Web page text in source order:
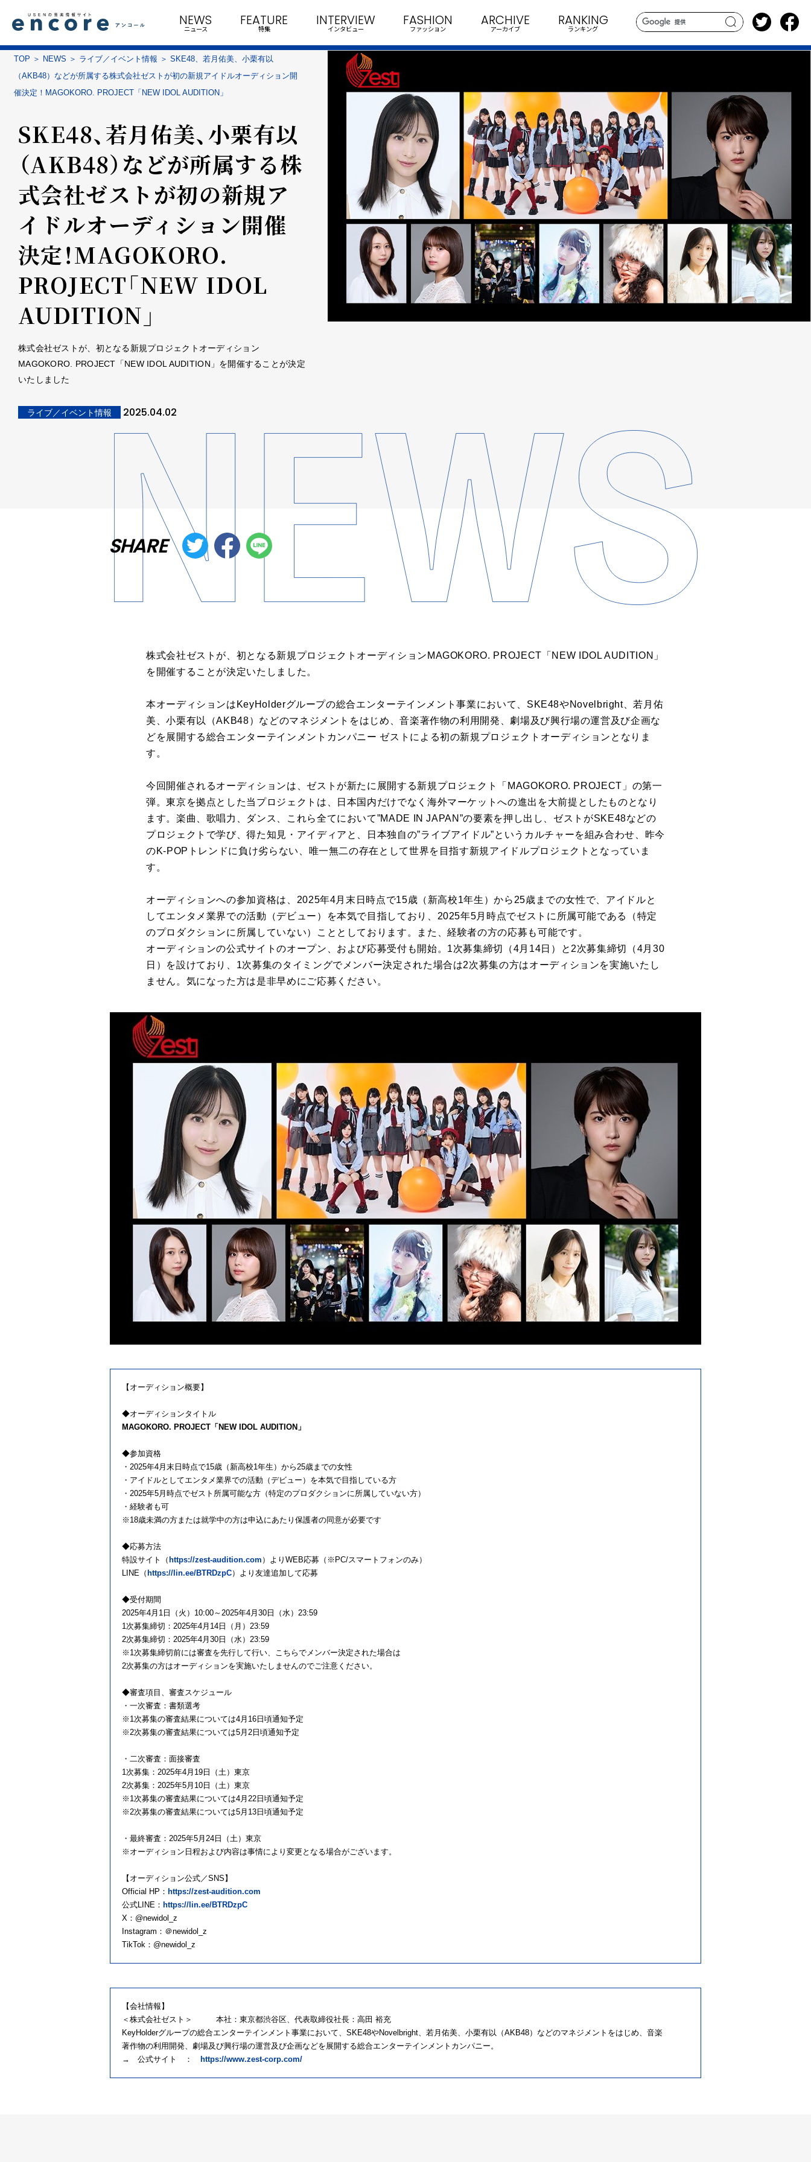
search
NEWS
ニュース
FEATURE
特集
INTERVIEW
インタビュー
FASHION
ファッション
ARCHIVE
アーカイブ
RANKING
ランキング
TOP NEWS ライブ／イベント情報
SKE48、若月佑美、小栗有以
（AKB48）などが所属する株式会社ゼストが初の新規アイドルオーディション開
催決定！MAGOKORO. PROJECT「NEW IDOL AUDITION」
SKE48、若月佑美、小栗有以
（AKB48）などが所属する株
式会社ゼストが初の新規ア
イドルオーディション開催
決定！MAGOKORO.
PROJECT「NEW IDOL
AUDITION」
株式会社ゼストが、初となる新規プロジェクトオーディション
MAGOKORO. PROJECT「NEW IDOL AUDITION」を開催することが決定
いたしました
ライブ／イベント情報 2025.04.02
SHARE
株式会社ゼストが、初となる新規プロジェクトオーディションMAGOKORO. PROJECT「NEW IDOL AUDITION」
を開催することが決定いたしました。
本オーディションはKeyHolderグループの総合エンターテインメント事業において、SKE48やNovelbright、若月佑
美、小栗有以（AKB48）などのマネジメントをはじめ、音楽著作物の利用開発、劇場及び興行場の運営及び企画な
どを展開する総合エンターテインメントカンパニー ゼストによる初の新規プロジェクトオーディションとなりま
す。
今回開催されるオーディションは、ゼストが新たに展開する新規プロジェクト「MAGOKORO. PROJECT」の第一
弾。東京を拠点とした当プロジェクトは、日本国内だけでなく海外マーケットへの進出を大前提としたものとなり
ます。楽曲、歌唱力、ダンス、これら全てにおいて”MADE IN JAPAN”の要素を押し出し、ゼストがSKE48などの
プロジェクトで学び、得た知見・アイディアと、日本独自の”ライブアイドル”というカルチャーを組み合わせ、昨今
のK-POPトレンドに負け劣らない、唯一無二の存在として世界を目指す新規アイドルプロジェクトとなっていま
す。
オーディションへの参加資格は、2025年4月末日時点で15歳（新高校1年生）から25歳までの女性で、アイドルと
してエンタメ業界での活動（デビュー）を本気で目指しており、2025年5月時点でゼストに所属可能である（特定
のプロダクションに所属していない）こととしております。また、経験者の方の応募も可能です。
オーディションの公式サイトのオープン、および応募受付も開始。1次募集締切（4月14日）と2次募集締切（4月30
日）を設けており、1次募集のタイミングでメンバー決定された場合は2次募集の方はオーディションを実施いたし
ません。気になった方は是非早めにご応募ください。
【オーディション概要】
◆オーディションタイトル
MAGOKORO. PROJECT「NEW IDOL AUDITION」
◆参加資格
・2025年4月末日時点で15歳（新高校1年生）から25歳までの女性
・アイドルとしてエンタメ業界での活動（デビュー）を本気で目指している方
・2025年5月時点でゼスト所属可能な方（特定のプロダクションに所属していない方）
・経験者も可
※18歳未満の方または就学中の方は申込にあたり保護者の同意が必要です
◆応募方法
特設サイト（ https://zest-audition.com ）よりWEB応募（※PC/スマートフォンのみ）
LINE（ https://lin.ee/BTRDzpC）より友達追加して応募
◆受付期間
2025年4月1日（火）10:00～2025年4月30日（水）23:59
1次募集締切：2025年4月14日（月）23:59
2次募集締切：2025年4月30日（水）23:59
※1次募集締切前には審査を先行して行い、こちらでメンバー決定された場合は
2次募集の方はオーディションを実施いたしませんのでご注意ください。
◆審査項目、審査スケジュール
・一次審査：書類選考
※1次募集の審査結果については4月16日頃通知予定
※2次募集の審査結果については5月2日頃通知予定
・二次審査：面接審査
1次募集：2025年4月19日（土）東京
2次募集：2025年5月10日（土）東京
※1次募集の審査結果については4月22日頃通知予定
※2次募集の審査結果については5月13日頃通知予定
・最終審査：2025年5月24日（土）東京
※オーディション日程および内容は事情により変更となる場合がございます。
【オーディション公式／SNS】
Official HP： https://zest-audition.com
公式LINE： https://lin.ee/BTRDzpC
X：@newidol_z
Instagram：＠newidol_z
TikTok：@newidol_z
【会社情報】
＜株式会社ゼスト＞ 本社：東京都渋谷区、代表取締役社長：高田 裕充
KeyHolderグループの総合エンターテインメント事業において、SKE48やNovelbright、若月佑美、小栗有以（AKB48）などのマネジメントをはじめ、音楽
著作物の利用開発、劇場及び興行場の運営及び企画などを展開する総合エンターテインメントカンパニー。
→ 公式サイト ：
https://www.zest-corp.com/